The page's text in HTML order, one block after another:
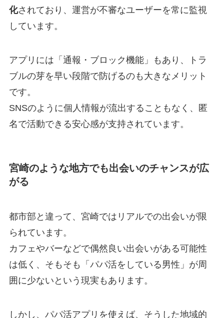
化されており、運営が不審なユーザーを常に監視
しています。
アプリには「通報・ブロック機能」もあり、トラ
ブルの芽を早い段階で防げるのも大きなメリット
です。
SNSのように個人情報が流出することもなく、匿
名で活動できる安心感が支持されています。
宮崎のような地方でも出会いのチャンスが広
がる
都市部と違って、宮崎ではリアルでの出会いが限
られています。
カフェやバーなどで偶然良い出会いがある可能性
は低く、そもそも「パパ活をしている男性」が周
囲に少ないという現実もあります。
しかし、パパ活アプリを使えば、そうした地域的